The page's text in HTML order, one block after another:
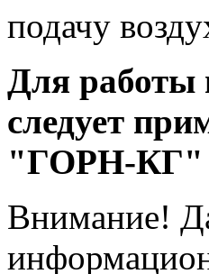
подачу
Для работы
следует
"ГОРН-КГ"
Внимание!